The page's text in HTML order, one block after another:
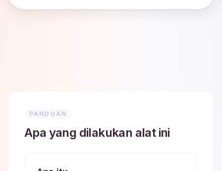
PANDUAN
Apa yang dilakukan alat ini